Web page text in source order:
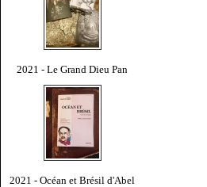
2021 - Le Grand Dieu Pan
2021 - Océan et Brésil d'Abel